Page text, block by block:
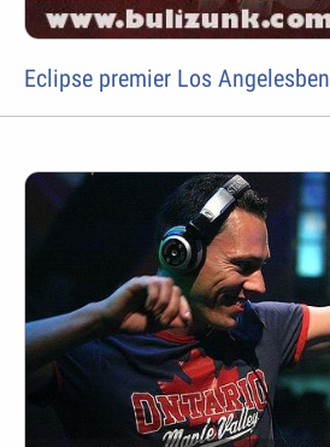
Eclipse premier Los Angelesben